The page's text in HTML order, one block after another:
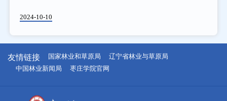
2024-10-10
友情链接 国家林业和草原局
辽宁省林业与草原局
中国林业新闻局
枣庄学院官网